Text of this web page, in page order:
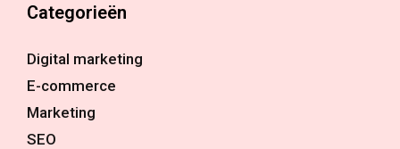
Categorieën
Digital marketing
E-commerce
Marketing
SEO